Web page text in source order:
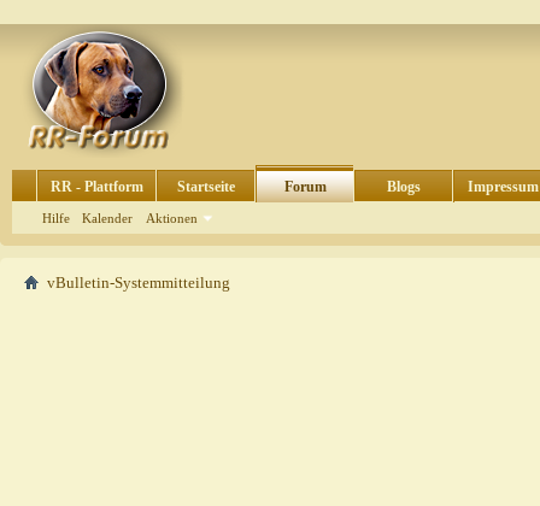
RR - Plattform Startseite Forum
Hilfe Kalender Aktionen
Blogs Impressum
vBulletin-Systemmitteilung